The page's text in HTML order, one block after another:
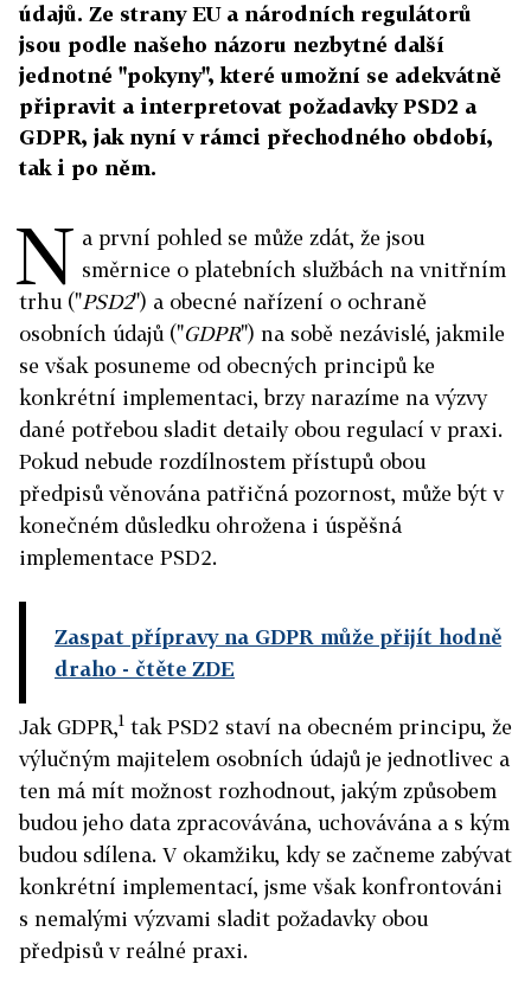
údajů. Ze strany EU a národních regulátorů
jsou podle našeho názoru nezbytné další
jednotné "pokyny", které umožní se adekvátně
připravit a interpretovat požadavky PSD2 a
GDPR, jak nyní v rámci přechodného období,
tak i po něm.
N a první pohled se může zdát, že jsou
směrnice o platebních službách na vnitřním
trhu ("PSD2") a obecné nařízení o ochraně
osobních údajů ("GDPR") na sobě nezávislé, jakmile
se však posuneme od obecných principů ke
konkrétní implementaci, brzy narazíme na výzvy
dané potřebou sladit detaily obou regulací v praxi.
Pokud nebude rozdílnostem přístupů obou
předpisů věnována patřičná pozornost, může být v
konečném důsledku ohrožena i úspěšná
implementace PSD2.
Zaspat přípravy na GDPR může přijít hodně
draho - čtěte ZDE
Jak GDPR,1 tak PSD2 staví na obecném principu, že
výlučným majitelem osobních údajů je jednotlivec a
ten má mít možnost rozhodnout, jakým způsobem
budou jeho data zpracovávána, uchovávána a s kým
budou sdílena. V okamžiku, kdy se začneme zabývat
konkrétní implementací, jsme však konfrontováni
s nemalými výzvami sladit požadavky obou
předpisů v reálné praxi.